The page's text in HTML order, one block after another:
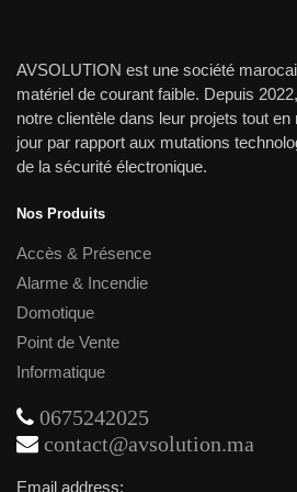
AVSOLUTION est une société
matériel de courant faible. Depuis
notre clientèle dans leur projets tout
jour par rapport aux mutations
de la sécurité électronique.
Nos Produits
Accès & Présence
Alarme & Incendie
Domotique
Point de Vente
Informatique
0675242025
contact@avsolution.ma
Email address: